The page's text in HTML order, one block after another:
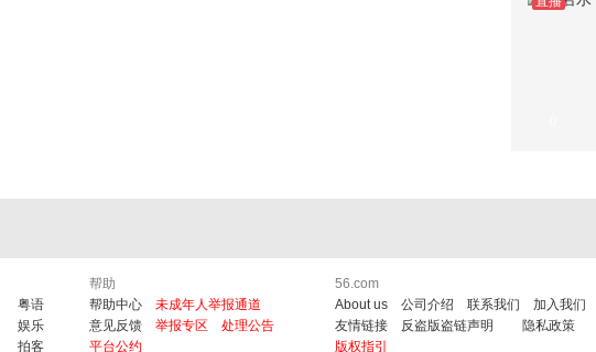
粤语
娱乐
拍客
帮助
帮助中心
未成年人举报通道
意见反馈
举报专区
处理公告
平台公约
56.com
About us
公司介绍 联系我们
加入我们
友情链接
反盗版盗链声明
隐私政策
版权指引